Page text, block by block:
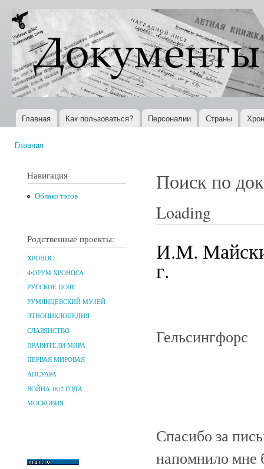
Документы
XX века
Всемирная
история в
Интернете
Главное меню
Главная Как пользоваться? Персоналии Страны
Главная
Навигация
Облако тэгов
Родственные проекты:
ХРОНОС
ФОРУМ ХРОНОСА
РУССКОЕ ПОЛЕ
РУМЯНЦЕВСКИЙ МУЗЕЙ
ЭТНОЦИКЛОПЕДИЯ
СЛАВЯНСТВО
ПРАВИТЕЛИ МИРА
ПЕРВАЯ МИРОВАЯ
АПСУАРА
ВОЙНА 1812 ГОДА
МОСКОВИЯ
Поиск по
Loading
И.М.
г.
Гельсингфорс
Спасибо за
напомнило мне